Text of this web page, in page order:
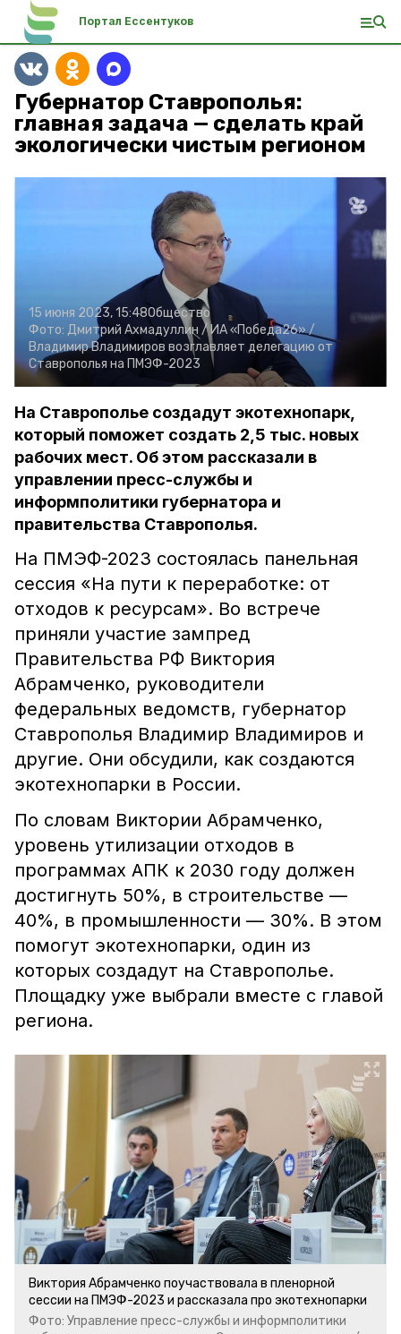
Портал Ессентуков
Губернатор Ставрополья:
главная задача — сделать край
экологически чистым регионом
15 июня 2023, 15:48Общество
Фото: Дмитрий Ахмадуллин / ИА «Победа26» /
Владимир Владимиров возглавляет делегацию от
Ставрополья на ПМЭФ-2023
На Ставрополье создадут экотехнопарк,
который поможет создать 2,5 тыс. новых
рабочих мест. Об этом рассказали в
управлении пресс-службы и
информполитики губернатора и
правительства Ставрополья.
На ПМЭФ-2023 состоялась панельная
сессия «На пути к переработке: от
отходов к ресурсам». Во встрече
приняли участие зампред
Правительства РФ Виктория
Абрамченко, руководители
федеральных ведомств, губернатор
Ставрополья Владимир Владимиров и
другие. Они обсудили, как создаются
экотехнопарки в России.
По словам Виктории Абрамченко,
уровень утилизации отходов в
программах АПК к 2030 году должен
достигнуть 50%, в строительстве —
40%, в промышленности — 30%. В этом
помогут экотехнопарки, один из
которых создадут на Ставрополье.
Площадку уже выбрали вместе с главой
региона.
Виктория Абрамченко поучаствовала в пленорной
сессии на ПМЭФ-2023 и рассказала про экотехнопарки
Фото: Управление пресс-службы и информполитики